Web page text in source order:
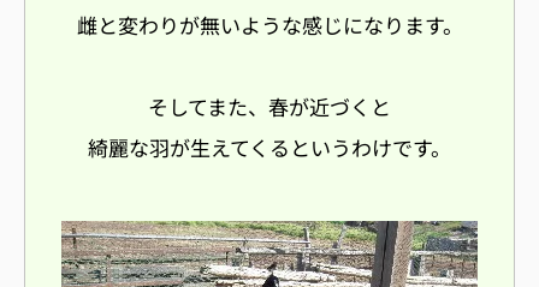
雌と変わりが無いような感じになります。
そしてまた、春が近づくと
綺麗な羽が生えてくるというわけです。